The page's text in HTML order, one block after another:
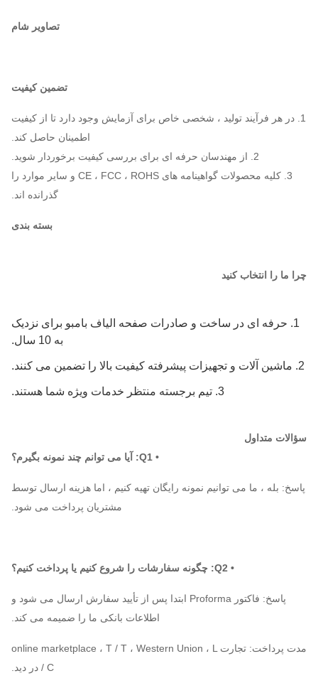
تصاویر شام
تضمین کیفیت
1. در هر فرآیند تولید ، شخصی خاص برای آزمایش وجود دارد تا از کیفیت
اطمینان حاصل کند.
2. از مهندسان حرفه ای برای بررسی کیفیت برخوردار شوید.
3. کلیه محصولات گواهینامه های CE ، FCC ، ROHS و سایر موارد را
گذرانده اند.
بسته بندی
چرا ما را انتخاب کنید
1. حرفه ای در ساخت و صادرات صفحه الیاف بامبو برای نزدیک
به 10 سال.
2. ماشین آلات و تجهیزات پیشرفته کیفیت بالا را تضمین می کنند.
3. تیم برجسته منتظر خدمات ویژه شما هستند.
سؤالات متداول
• Q1: آیا می توانم چند نمونه بگیرم؟
پاسخ: بله ، ما می توانیم نمونه رایگان تهیه کنیم ، اما هزینه ارسال توسط
مشتریان پرداخت می شود.
• Q2: چگونه سفارشات را شروع کنیم یا پرداخت کنیم؟
پاسخ: فاکتور Proforma ابتدا پس از تأیید سفارش ارسال می شود و
اطلاعات بانکی ما را ضمیمه می کند.
مدت پرداخت: تجارت online marketplace ، T / T ، Western Union ، L
/ C در دید.